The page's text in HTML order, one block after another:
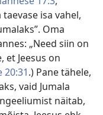
isa vahel,
Oma
„Need siin on
et Jeesus on
20:31.) Pane tähele,
vaid Jumala
näitab,